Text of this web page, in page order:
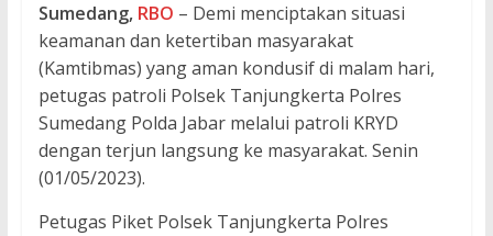
Sumedang, RBO – Demi menciptakan situasi
keamanan dan ketertiban masyarakat
(Kamtibmas) yang aman kondusif di malam hari,
petugas patroli Polsek Tanjungkerta Polres
Sumedang Polda Jabar melalui patroli KRYD
dengan terjun langsung ke masyarakat. Senin
(01/05/2023).
Petugas Piket Polsek Tanjungkerta Polres